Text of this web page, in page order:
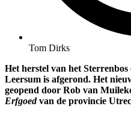
Tom Dirks
Het herstel van het
Leersum is afgerond. Het
geopend door Rob van
Erfgoedvan de provincie